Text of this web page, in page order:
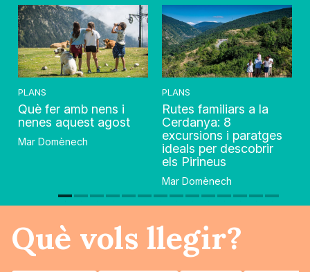
PLANS
Què fer amb nens i
nenes aquest agost
Mar Domènech
PLANS
Rutes familiars a la
Cerdanya: 8
excursions i paratges
ideals per descobrir
els Pirineus
Mar Domènech
Què vols llegir?